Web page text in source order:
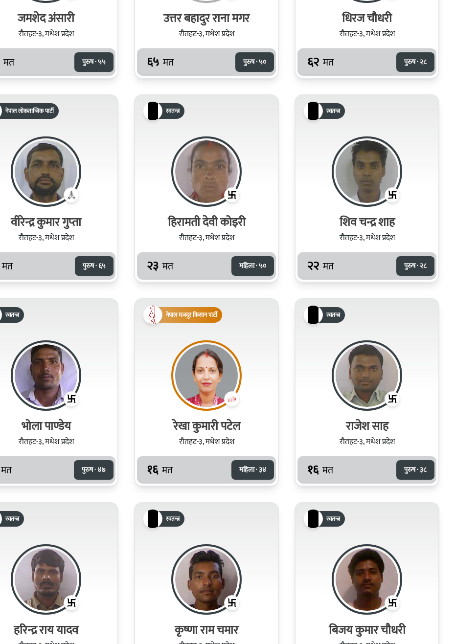
जमशेद अंसारी
रौतहट-३, मधेश प्रदेश
मत पुरुष · ५५
उत्तर बहादुर राना मगर
रौतहट-३, मधेश प्रदेश
६५ मत पुरुष · ५०
धिरज चौधरी
रौतहट-३, मधेश प्रदेश
६२ मत पुरुष · २८
नेपाल लोकतान्त्रिक पार्टी
वीरेन्द्र कुमार गुप्‍ता
रौतहट-३, मधेश प्रदेश
मत पुरुष · ६५
स्वतन्त्र
हिरामती देवी कोइरी
रौतहट-३, मधेश प्रदेश
२३ मत महिला · ५०
स्वतन्त्र
शिव चन्द्र शाह
रौतहट-३, मधेश प्रदेश
२२ मत पुरुष · २८
स्वतन्त्र
भोला पाण्डेय
रौतहट-३, मधेश प्रदेश
मत पुरुष · ४७
नेपाल मजदुर किसान पार्टी
रेखा कुमारी पटेल
रौतहट-३, मधेश प्रदेश
१६ मत महिला · ३४
स्वतन्त्र
राजेश साह
रौतहट-३, मधेश प्रदेश
१६ मत पुरुष · ३८
स्वतन्त्र
हरिन्द्र राय यादव
स्वतन्त्र
कृष्णा राम चमार
स्वतन्त्र
बिजय कुमार चौधरी